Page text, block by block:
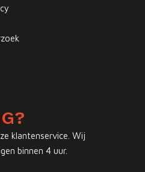
klantenservice. Wij
binnen 4 uur.